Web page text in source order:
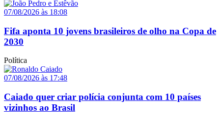
07/08/2026 às 18:08
Fifa aponta 10 jovens brasileiros de olho na Copa de
2030
Política
07/08/2026 às 17:48
Caiado quer criar polícia conjunta com 10 países
vizinhos ao Brasil